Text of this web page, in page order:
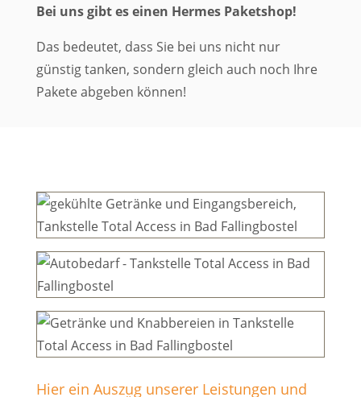
Bei uns gibt es einen Hermes Paketshop!
Das bedeutet, dass Sie bei uns nicht nur
günstig tanken, sondern gleich auch noch Ihre
Pakete abgeben können!
Hier ein Auszug unserer Leistungen und